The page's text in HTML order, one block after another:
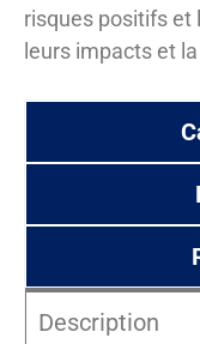
risques positifs et
leurs impacts et
Description